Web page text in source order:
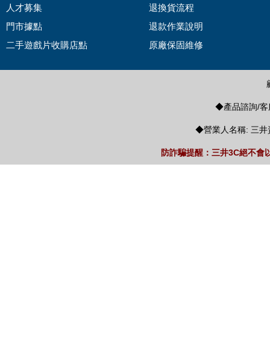
人才募集
門市據點
二手遊戲片收購店點
退換貨流程
退款作業說明
原廠保固維修
◆產品諮詢/客
◆營業人名稱: 三井
防詐騙提醒：三井3C絕不會